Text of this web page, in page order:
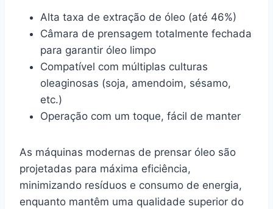
Alta taxa de extração de óleo (até 46%)
Câmara de prensagem totalmente fechada
para garantir óleo limpo
Compatível com múltiplas culturas
oleaginosas (soja, amendoim, sésamo,
etc.)
Operação com um toque, fácil de manter
As máquinas modernas de prensar óleo são
projetadas para máxima eficiência,
minimizando resíduos e consumo de energia,
enquanto mantêm uma qualidade superior do